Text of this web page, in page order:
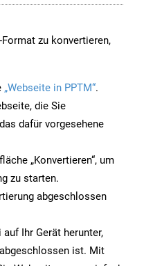
zu konvertieren,
„Webseite in PPTM“.
die Sie
dafür vorgesehene
„Konvertieren“, um
zu starten.
abgeschlossen
Ihr Gerät herunter,
ist. Mit